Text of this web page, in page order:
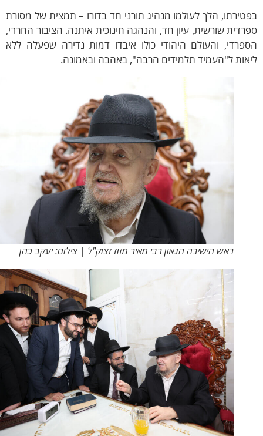
הלך לעולמו מנהיג תורני חד בדורו – תמצית של מסורת
שורשית, עיון חד, והנהגה חינוכית איתנה. הציבור החרדי,
והעולם היהודי כולו איבדו דמות נדירה שפעלה ללא
ל"העמיד תלמידים הרבה", באהבה ובאמונה.
ראש הישיבה הגאון רבי מאיר מזוז זצוק"ל | צילום: יעקב כהן